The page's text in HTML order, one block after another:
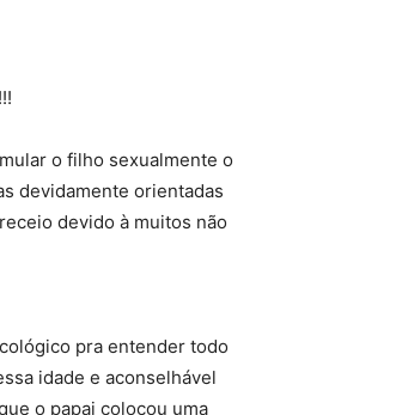
o filho sexualmente o
devidamente orientadas
devido à muitos não
pra entender todo
idade e aconselhável
o papai colocou uma